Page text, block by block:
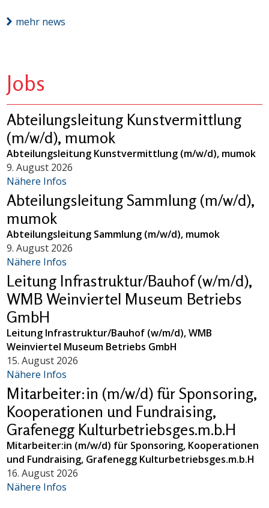
mehr news
Jobs
Abteilungsleitung Kunstvermittlung
(m/w/d), mumok
Abteilungsleitung Kunstvermittlung (m/w/d), mumok
9. August 2026
Nähere Infos
Abteilungsleitung Sammlung (m/w/d),
mumok
Abteilungsleitung Sammlung (m/w/d), mumok
9. August 2026
Nähere Infos
Leitung Infrastruktur/Bauhof (w/m/d),
WMB Weinviertel Museum Betriebs
GmbH
Leitung Infrastruktur/Bauhof (w/m/d), WMB
Weinviertel Museum Betriebs GmbH
15. August 2026
Nähere Infos
Mitarbeiter:in (m/w/d) für Sponsoring,
Kooperationen und Fundraising,
Grafenegg Kulturbetriebsges.m.b.H
Mitarbeiter:in (m/w/d) für Sponsoring, Kooperationen
und Fundraising, Grafenegg Kulturbetriebsges.m.b.H
16. August 2026
Nähere Infos